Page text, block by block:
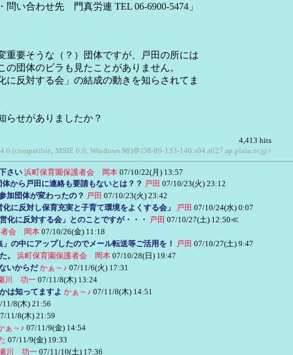
い合わせ先 門真労連 TEL 06-6900-5474」
要そうな（？）団体ですが、戸田の所には
団体のビラも見たことがありません。
反対する会」の結成の動きを知らされてま
せがありましたか？
4,413 hits
(compatible; MSIE 6.0; Windows 98)＠i58-89-133-146.s04.a027.ap.plala.or.jp>
さい 浜町保育園保護者会 岡本 07/10/22(月) 13:57
から戸田に連絡も要請もないとは？？ 戸田 07/10/23(火) 23:12
加団体が変わったの？ 戸田 07/10/23(火) 23:42
に反対し保育充実と子育て環境をよくする会」
戸田 07/10/24(水) 0:07
化に反対する会」とのことですが・・・
戸田 07/10/27(土) 12:50≪
者会 岡本07/10/26(金) 11:18
の中にアップしたのでメール転送等ご活用を！
戸田 07/10/27(土) 9:47
。
浜町保育園保護者会 岡本 07/10/28(日) 19:47
いからだ かぁ～♪ 07/11/6(火) 17:31
川 功一 07/11/8(木) 13:24
は知ってますよ かぁ～♪ 07/11/8(木) 14:51
11/8(木) 21:56
11/8(木) 21:59
ぁ～♪ 07/11/9(金) 14:54
07/11/9(金) 19:33
川 功一 07/11/10(土) 17:36